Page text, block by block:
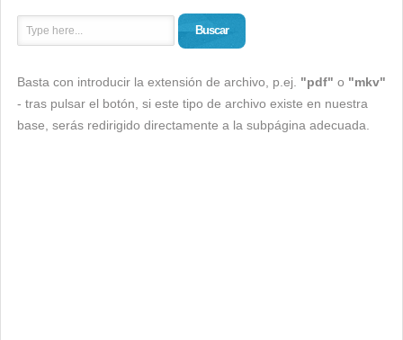
Buscar
Basta con introducir la extensión de archivo, p.ej. "pdf" o "mkv"
- tras pulsar el botón, si este tipo de archivo existe en nuestra
base, serás redirigido directamente a la subpágina adecuada.